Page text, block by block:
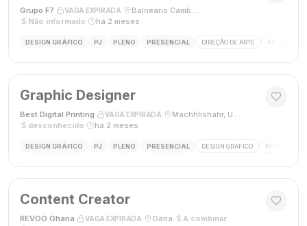
Grupo F7 VAGA EXPIRADA Balneário Camboriú, SC, Brasil
Não informado
há 2 meses
DESIGN GRÁFICO PJ PLENO PRESENCIAL DIREÇÃO DE ARTE ADOBE
Graphic Designer
Best Digital Printing VAGA EXPIRADA Machhlishahr, Uttar Pradesh, Índia
desconhecido
há 2 meses
DESIGN GRÁFICO PJ PLENO PRESENCIAL DESIGN GRÁFICO PHOTOSHOP
Content Creator
REVOO Ghana VAGA EXPIRADA Gana A combinar·